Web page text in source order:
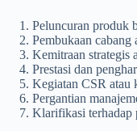
Peluncuran produk
Pembukaan cabang
Kemitraan strategis
Prestasi dan
Kegiatan CSR atau
Pergantian
Klarifikasi terhadap